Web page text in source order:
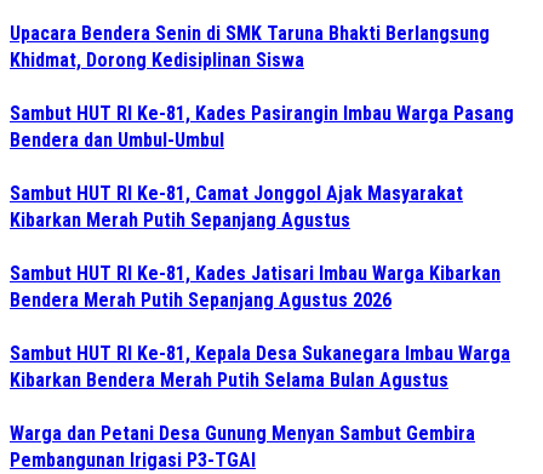
Upacara Bendera Senin di SMK Taruna Bhakti Berlangsung
Khidmat, Dorong Kedisiplinan Siswa
Sambut HUT RI Ke-81, Kades Pasirangin Imbau Warga Pasang
Bendera dan Umbul-Umbul
Sambut HUT RI Ke-81, Camat Jonggol Ajak Masyarakat
Kibarkan Merah Putih Sepanjang Agustus
Sambut HUT RI Ke-81, Kades Jatisari Imbau Warga Kibarkan
Bendera Merah Putih Sepanjang Agustus 2026
Sambut HUT RI Ke-81, Kepala Desa Sukanegara Imbau Warga
Kibarkan Bendera Merah Putih Selama Bulan Agustus
Warga dan Petani Desa Gunung Menyan Sambut Gembira
Pembangunan Irigasi P3-TGAI